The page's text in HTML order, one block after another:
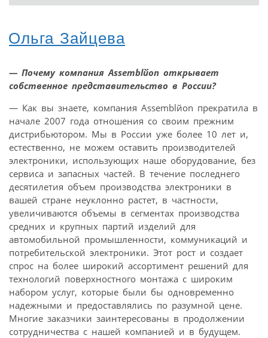
Ольга Зайцева
— Почему компания Assemblйon открывает
собственное представительство в России?
— Как вы знаете, компания Assemblйon прекратила в
начале 2007 года отношения со своим прежним
дистрибьютором. Мы в России уже более 10 лет и,
естественно, не можем оставить производителей
электроники, использующих наше оборудование, без
сервиса и запасных частей. В течение последнего
десятилетия объем производства электроники в
вашей стране неуклонно растет, в частности,
увеличиваются объемы в сегментах производства
средних и крупных партий изделий для
автомобильной промышленности, коммуникаций и
потребительской электроники. Этот рост и создает
спрос на более широкий ассортимент решений для
технологий поверхностного монтажа с широким
набором услуг, которые были бы одновременно
надежными и предоставлялись по разумной цене.
Многие заказчики заинтересованы в продолжении
сотрудничества с нашей компанией и в будущем.